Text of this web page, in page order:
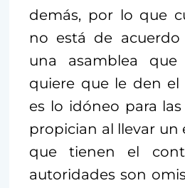
demás, por lo que
no está de
una asamblea
quiere que le den el
es lo idóneo para
propician al llevar un
que tienen el
autoridades son